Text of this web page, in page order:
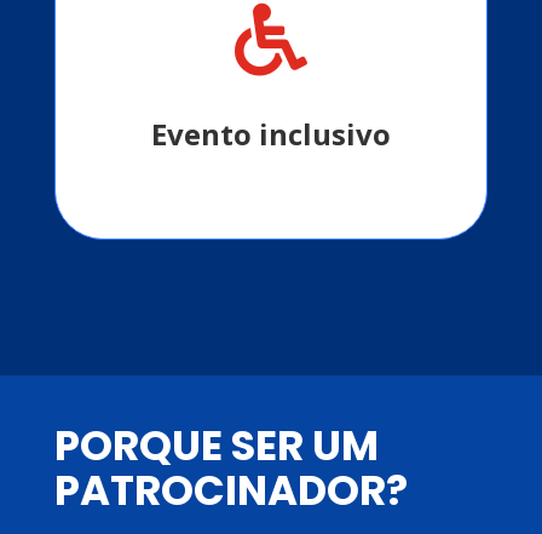

Evento inclusivo
Aberto a todas as idades, promovendo
lazer e união.
PORQUE SER UM
PATROCINADOR?